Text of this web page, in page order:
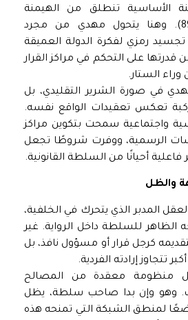
الأساسية تنطلق من الهيمنة
السياسية» (ص 89). وهنا يتحول مهدي من مجرد
رمزي لفكرة الدولة العميقة
قدرتها على التحكم في مراكز القرار
وراء الستار.
في صورة الشرير التقليدي، بل
تعكس تعقيدات الواقع نفسه.
واجتماعية سمحت بتكوين مراكز
الرسمية، ووفرت شروطًا تجعل
أحيانًا من السلطة القانونية.
والظل
المدبر الذي يتحرك في الخلفية،
الظاهر للسلطة داخل الرواية. غير
كرجل قرار أو مسؤول نافذ، بل
تتجاوز إرادته الفردية.
منظومة معقدة من المصالح
وهو وإن بدا صاحب سلطة، يظل
لمنطق الشبكة التي تمنحه هذه